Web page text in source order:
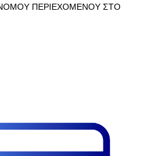
ΠΕΡΙΕΧΟΜΕΝΟΥ ΣΤΟ